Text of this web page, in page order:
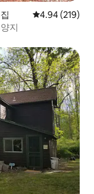
평점 4.94점(5
4.94 (219)
지